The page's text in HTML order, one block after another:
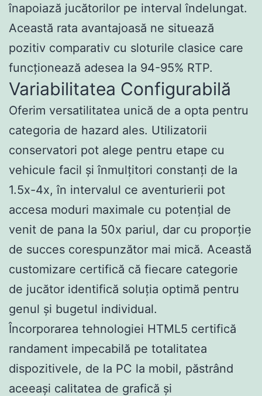
înapoiază jucătorilor pe interval îndelungat.
Această rata avantajoasă ne situează
pozitiv comparativ cu sloturile clasice care
funcționează adesea la 94-95% RTP.
Variabilitatea Configurabilă
Oferim versatilitatea unică de a opta pentru
categoria de hazard ales. Utilizatorii
conservatori pot alege pentru etape cu
vehicule facil și înmulțitori constanți de la
1.5x-4x, în intervalul ce aventurierii pot
accesa moduri maximale cu potențial de
venit de pana la 50x pariul, dar cu proporție
de succes corespunzător mai mică. Această
customizare certifică că fiecare categorie
de jucător identifică soluția optimă pentru
genul și bugetul individual.
Încorporarea tehnologiei HTML5 certifică
randament impecabilă pe totalitatea
dispozitivele, de la PC la mobil, păstrând
aceeași calitatea de grafică și